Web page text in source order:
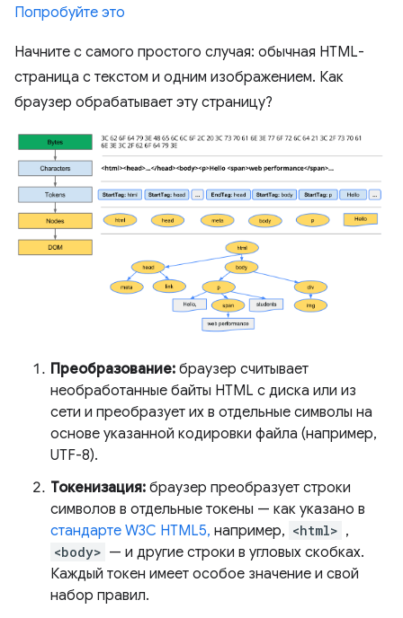
Попробуйте это
Начните с самого простого случая: обычная HTML-
страница с текстом и одним изображением. Как
браузер обрабатывает эту страницу?
Преобразование: браузер считывает
необработанные байты HTML с диска или из
сети и преобразует их в отдельные символы на
основе указанной кодировки файла (например,
UTF-8).
Токенизация: браузер преобразует строки
символов в отдельные токены — как указано в
стандарте W3C HTML5, например, <html> ,
<body> — и другие строки в угловых скобках.
Каждый токен имеет особое значение и свой
набор правил.